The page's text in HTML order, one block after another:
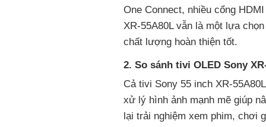
One Connect, nhiều cổng
XR-55A80L vẫn là một lựa
chất lượng hoàn thiện tốt.
2. So sánh tivi OLED Sony
Cả tivi Sony 55 inch XR-
xử lý hình ảnh mạnh mẽ giúp
lại trải nghiệm xem phim, chơi